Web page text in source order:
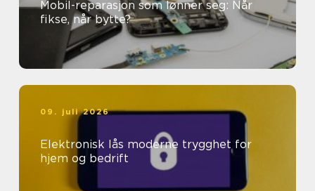
Mobil-reparasjon som lønner seg: Når
fikse, når bytte?
09. juli 2026
Elektronisk lås moderne trygghet for
hjem og bedrift